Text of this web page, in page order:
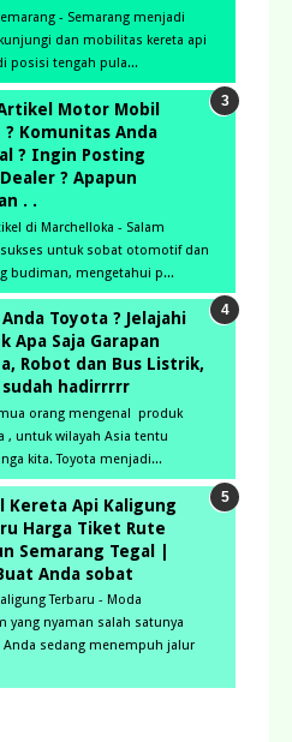
- Semarang menjadi
dan mobilitas kereta api
posisi tengah pula...
Motor Mobil
? Komunitas Anda
? Ingin Posting
? Apapun
. .
di Marchelloka - Salam
untuk sobat otomotif dan
budiman, mengetahui p...
Toyota ? Jelajahi
Apa Saja Garapan
Robot dan Bus Listrik,
sudah hadirrrrr
orang mengenal produk
, untuk wilayah Asia tentu
kita. Toyota menjadi...
Kereta Api Kaligung
Harga Tiket Rute
Semarang Tegal |
Anda sobat
Terbaru - Moda
yang nyaman salah satunya
sedang menempuh jalur